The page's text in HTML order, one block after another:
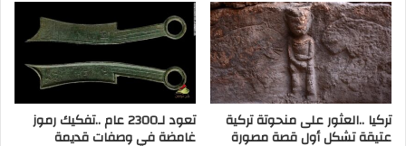
تركيا ..العثور على منحوتة تركية
عتيقة تشكل أول قصة مصورة
تعود لـ2300 عام ..تفكيك رموز
غامضة في وصفات قديمة